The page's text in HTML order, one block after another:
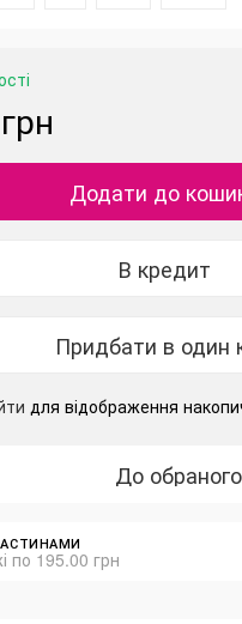
Додати до
В кредит
Придбати в один
для відображення
До обраного
по 195.00 грн